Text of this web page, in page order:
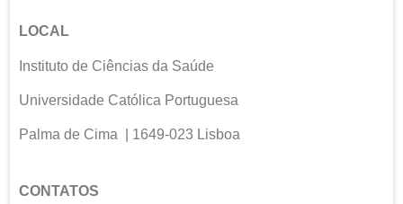
LOCAL
Instituto de Ciências da Saúde
Universidade Católica Portuguesa
Palma de Cima | 1649-023 Lisboa
CONTATOS